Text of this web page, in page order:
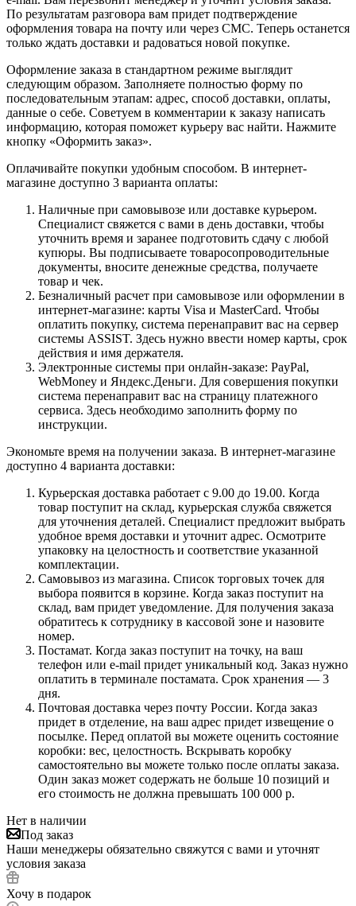
По результатам разговора вам придет подтверждение
оформления товара на почту или через СМС. Теперь останется
только ждать доставки и радоваться новой покупке.
Оформление заказа в стандартном режиме выглядит
следующим образом. Заполняете полностью форму по
последовательным этапам: адрес, способ доставки, оплаты,
данные о себе. Советуем в комментарии к заказу написать
информацию, которая поможет курьеру вас найти. Нажмите
кнопку «Оформить заказ».
Оплачивайте покупки удобным способом. В интернет-
магазине доступно 3 варианта оплаты:
Наличные при самовывозе или доставке курьером.
Специалист свяжется с вами в день доставки, чтобы
уточнить время и заранее подготовить сдачу с любой
купюры. Вы подписываете товаросопроводительные
документы, вносите денежные средства, получаете
товар и чек.
Безналичный расчет при самовывозе или оформлении в
интернет-магазине: карты Visa и MasterCard. Чтобы
оплатить покупку, система перенаправит вас на сервер
системы ASSIST. Здесь нужно ввести номер карты, срок
действия и имя держателя.
Электронные системы при онлайн-заказе: PayPal,
WebMoney и Яндекс.Деньги. Для совершения покупки
система перенаправит вас на страницу платежного
сервиса. Здесь необходимо заполнить форму по
инструкции.
Экономьте время на получении заказа. В интернет-магазине
доступно 4 варианта доставки:
Курьерская доставка работает с 9.00 до 19.00. Когда
товар поступит на склад, курьерская служба свяжется
для уточнения деталей. Специалист предложит выбрать
удобное время доставки и уточнит адрес. Осмотрите
упаковку на целостность и соответствие указанной
комплектации.
Самовывоз из магазина. Список торговых точек для
выбора появится в корзине. Когда заказ поступит на
склад, вам придет уведомление. Для получения заказа
обратитесь к сотруднику в кассовой зоне и назовите
номер.
Постамат. Когда заказ поступит на точку, на ваш
телефон или e-mail придет уникальный код. Заказ нужно
оплатить в терминале постамата. Срок хранения — 3
дня.
Почтовая доставка через почту России. Когда заказ
придет в отделение, на ваш адрес придет извещение о
посылке. Перед оплатой вы можете оценить состояние
коробки: вес, целостность. Вскрывать коробку
самостоятельно вы можете только после оплаты заказа.
Один заказ может содержать не больше 10 позиций и
его стоимость не должна превышать 100 000 р.
Нет в наличии
Под заказ
Наши менеджеры обязательно свяжутся с вами и уточнят
условия заказа
Хочу в подарок